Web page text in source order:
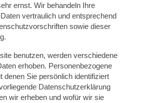
ernst. Wir behandeln Ihre
vertraulich und entsprechend
sowie dieser
benutzen, werden verschiedene
erhoben. Personenbezogene
denen Sie persönlich identifiziert
Datenschutzerklärung
wir erheben und wofür wir sie